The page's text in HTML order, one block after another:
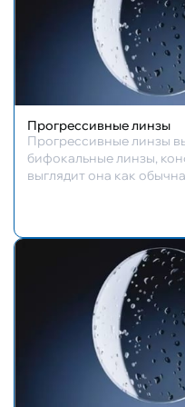
Прогрессивные линзы
Прогрессивные линзы
бифокальные линзы,
выглядит она как